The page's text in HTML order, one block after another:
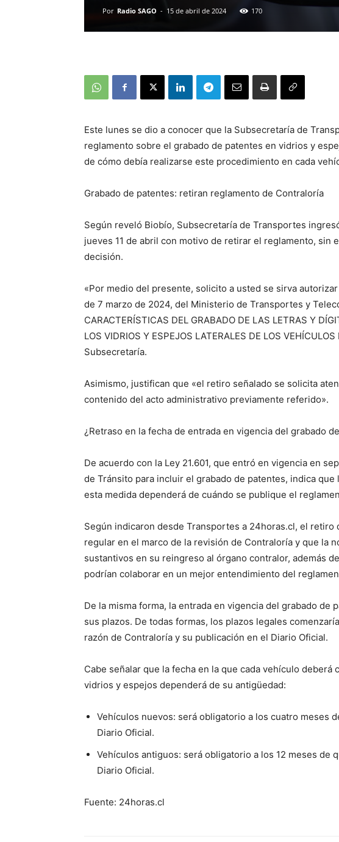
Por Radio SAGO - 15 de abril de 2024 170
Este lunes se dio a conocer que la Subsecretaría de
reglamento sobre el grabado de patentes en vidrios y
de cómo debía realizarse este procedimiento en cada
Grabado de patentes: retiran reglamento de Contraloría
Según reveló Biobío, Subsecretaría de Transportes
jueves 11 de abril con motivo de retirar el reglamento, sin
decisión.
«Por medio del presente, solicito a usted se sirva
de 7 marzo de 2024, del Ministerio de Transportes y
CARACTERÍSTICAS DEL GRABADO DE LAS LETRAS Y
LOS VIDRIOS Y ESPEJOS LATERALES DE LOS
Subsecretaría.
Asimismo, justifican que «el retiro señalado se solicita
contenido del acto administrativo previamente referido».
¿Retraso en la fecha de entrada en vigencia del grabado
De acuerdo con la Ley 21.601, que entró en vigencia en
de Tránsito para incluir el grabado de patentes, indica
esta medida dependerá de cuándo se publique el
Según indicaron desde Transportes a 24horas.cl, el
regular en el marco de la revisión de Contraloría y que la
sustantivos en su reingreso al órgano contralor, además
podrían colaborar en un mejor entendimiento del
De la misma forma, la entrada en vigencia del grabado de
sus plazos. De todas formas, los plazos legales
razón de Contraloría y su publicación en el Diario Oficial.
Cabe señalar que la fecha en la que cada vehículo deberá
vidrios y espejos dependerá de su antigüedad:
Vehículos nuevos: será obligatorio a los cuatro meses
Diario Oficial.
Vehículos antiguos: será obligatorio a los 12 meses de
Diario Oficial.
Fuente: 24horas.cl